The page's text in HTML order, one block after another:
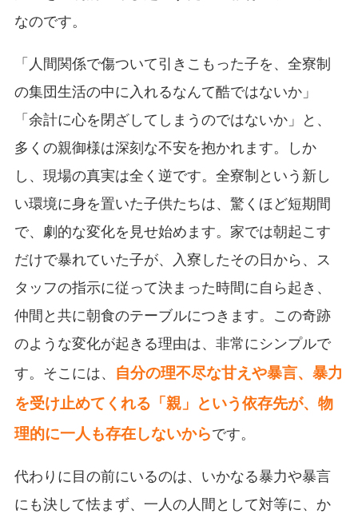
なのです。
「人間関係で傷ついて引きこもった子を、全寮制
の集団生活の中に入れるなんて酷ではないか」
「余計に心を閉ざしてしまうのではないか」と、
多くの親御様は深刻な不安を抱かれます。しか
し、現場の真実は全く逆です。全寮制という新し
い環境に身を置いた子供たちは、驚くほど短期間
で、劇的な変化を見せ始めます。家では朝起こす
だけで暴れていた子が、入寮したその日から、ス
タッフの指示に従って決まった時間に自ら起き、
仲間と共に朝食のテーブルにつきます。この奇跡
のような変化が起きる理由は、非常にシンプルで
す。そこには、 自分の理不尽な甘えや暴言、暴力
を受け止めてくれる「親」という依存先が、物
理的に一人も存在しないからです。
代わりに目の前にいるのは、いかなる暴力や暴言
にも決して怯まず、一人の人間として対等に、か